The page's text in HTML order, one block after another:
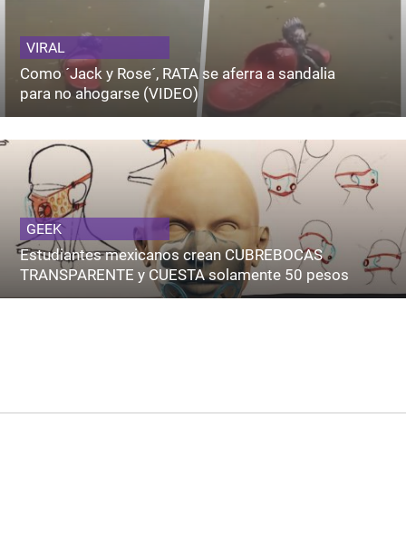
VIRAL
Como ´Jack y Rose´, RATA se aferra a sandalia
para no ahogarse (VIDEO)
GEEK
Estudiantes mexicanos crean CUBREBOCAS
TRANSPARENTE y CUESTA solamente 50 pesos